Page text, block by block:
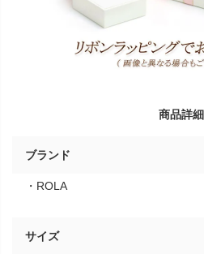
商品詳細
ブランド
・ROLA
サイズ